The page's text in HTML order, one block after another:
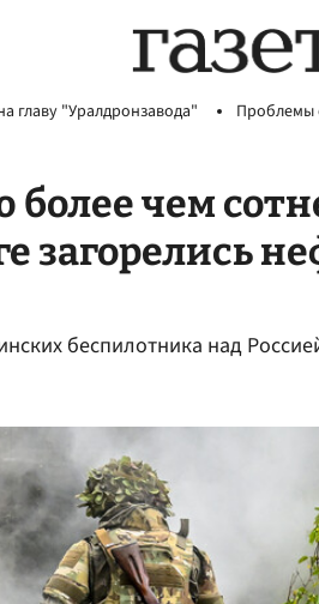
главу "Уралдронзавода" Проблемы
более чем
загорелись
беспилотника над